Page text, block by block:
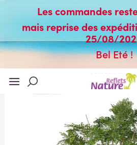
Les commandes
mais reprise des
25/08/
Bel Eté !